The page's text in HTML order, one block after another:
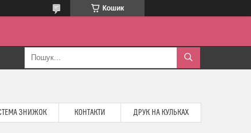
Кошик
ЗНИЖОК КОНТАКТИ ДРУК НА КУЛЬКАХ